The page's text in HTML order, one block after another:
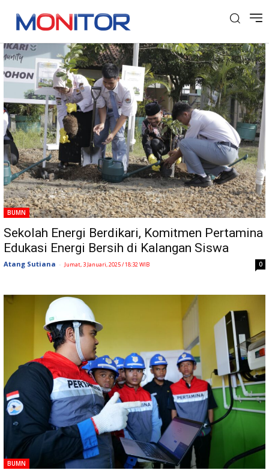
Tag: Sekolah Energi Berdikari
BUMN
Sekolah Energi Berdikari, Komitmen Pertamina
Edukasi Energi Bersih di Kalangan Siswa
Atang Sutiana - Jumat, 3 Januari, 2025 / 18:32 WIB 0
BUMN